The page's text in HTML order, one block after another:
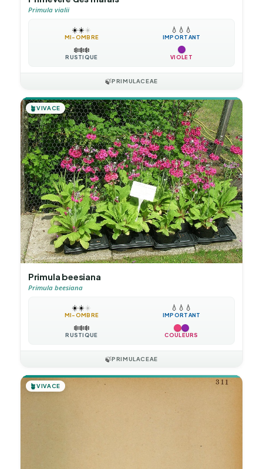
Primula vialii
☀️☀️☀️
MI-OMBRE
💧 💧 💧
IMPORTANT
❄️❄️❄️
RUSTIQUE VIOLET
🍃PRIMULACEAE
🪴VIVACE
Primula beesiana
Primula beesiana
☀️☀️☀️
MI-OMBRE
💧 💧 💧
IMPORTANT
❄️❄️❄️
RUSTIQUE COULEURS
🍃PRIMULACEAE
🪴VIVACE